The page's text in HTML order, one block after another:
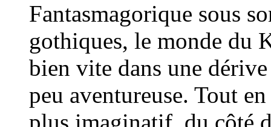
Fantasmagorique sous
gothiques, le monde du
bien vite dans une
peu aventureuse. Tout